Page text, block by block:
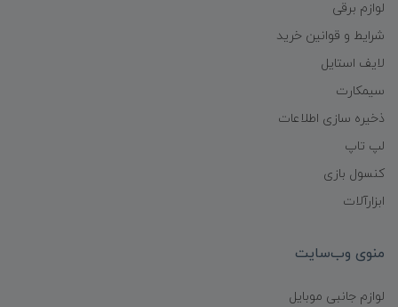
لوازم برقی
شرایط و قوانین خرید
لایف استایل
سیمکارت
ذخیره سازی اطلاعات
لپ تاپ
کنسول بازی
ابزارآلات
منوی وب‌سایت
لوازم جانبی موبایل